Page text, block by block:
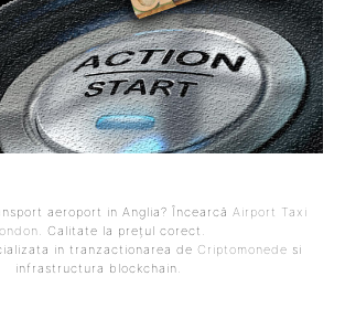
aeroport in Anglia? Încearcă Airport Taxi
. Calitate la prețul corect.
in tranzactionarea de Criptomonede si
infrastructura blockchain.